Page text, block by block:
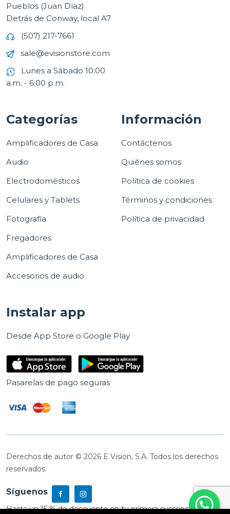
Pueblos (Juan Díaz)
Detrás de Conway, local A7
(507) 217-7661
sale@evisionstore.com
Lunes a Sábado 10:00
a.m. - 6:00 p.m.
Categorías
Amplificadores de Casa
Audio
Electrodomésticos
Celulares y Tablets
Fotografía
Fregadores
Amplificadores de Casa
Accesorios de audio
Información
Contáctenos
Quiénes somos
Política de cookies
Términos y condiciones
Política de privacidad
Instalar app
Desde App Store o Google Play
Pasarelas de pago seguras
Derechos de autor © 2026 E Vision, S.A. Todos los derechos
reservados.
Síguenos
Hasta un 15 % de descuento en tu primera suscripción